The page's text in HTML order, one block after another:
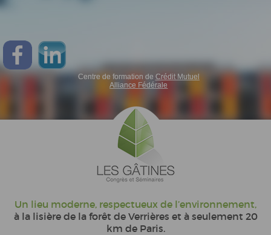
Centre de formation de Crédit Mutuel
Alliance Fédérale
Un lieu moderne, respectueux de l’environnement,
à la lisière de la forêt de Verrières et à seulement 20
km de Paris.